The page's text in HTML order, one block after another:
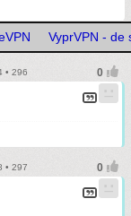
VyprVPN - de
• 296
• 297